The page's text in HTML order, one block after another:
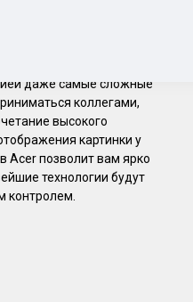
даже самые сложные
коллегами,
высокого
картинки у
Acer позволит вам ярко
технологии будут
контролем.